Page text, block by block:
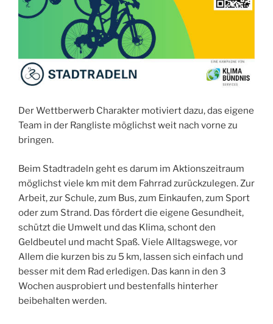
Der Wettberwerb Charakter motiviert dazu, das eigene
Team in der Rangliste möglichst weit nach vorne zu
bringen.
Beim Stadtradeln geht es darum im Aktionszeitraum
möglichst viele km mit dem Fahrrad zurückzulegen. Zur
Arbeit, zur Schule, zum Bus, zum Einkaufen, zum Sport
oder zum Strand. Das fördert die eigene Gesundheit,
schützt die Umwelt und das Klima, schont den
Geldbeutel und macht Spaß. Viele Alltagswege, vor
Allem die kurzen bis zu 5 km, lassen sich einfach und
besser mit dem Rad erledigen. Das kann in den 3
Wochen ausprobiert und bestenfalls hinterher
beibehalten werden.